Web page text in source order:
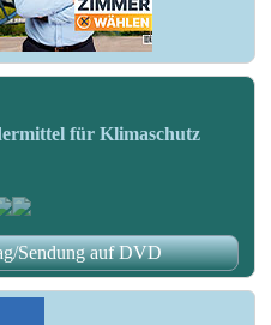
für Klimaschutz
Sendung auf DVD